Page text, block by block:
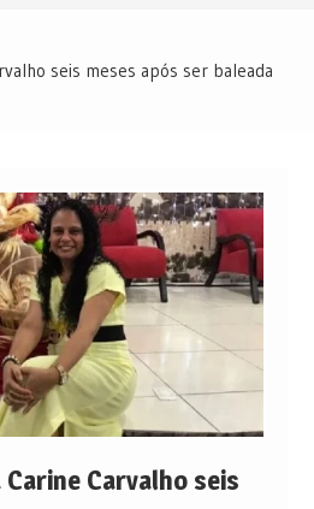
seis meses após ser baleada
Carvalho seis